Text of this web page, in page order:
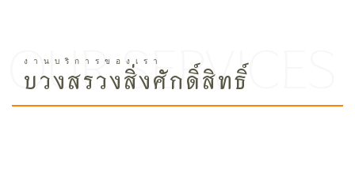
บวงสรวงสิ่งศักดิ์สิทธิ์